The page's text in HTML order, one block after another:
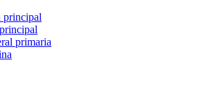
principal
primaria